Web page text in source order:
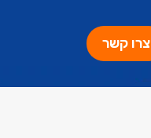
צרו קשר